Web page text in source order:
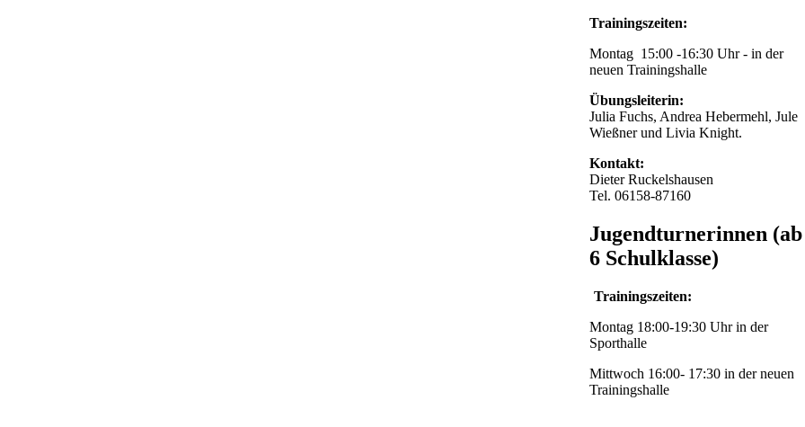
Trainingszeiten:
Montag 15:00 -16:30 Uhr - in der
neuen Trainingshalle
Übungsleiterin:
Julia Fuchs, Andrea Hebermehl, Jule
Wießner und Livia Knight.
Kontakt:
Dieter Ruckelshausen
Tel. 06158-87160
Jugendturnerinnen (ab
6 Schulklasse)
Trainingszeiten:
Montag 18:00-19:30 Uhr in der
Sporthalle
Mittwoch 16:00- 17:30 in der neuen
Trainingshalle